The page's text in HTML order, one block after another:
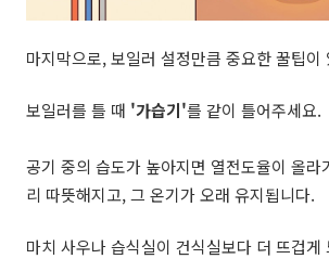
마지막으로, 보일러 설정만큼 중요한 꿀팁이
보일러를 틀 때 '가습기'를 같이 틀어주세요.
공기 중의 습도가 높아지면 열전도율이 올라
리 따뜻해지고, 그 온기가 오래 유지됩니다.
마치 사우나 습식실이 건식실보다 더 뜨겁게